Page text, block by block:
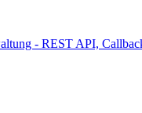
- REST API,